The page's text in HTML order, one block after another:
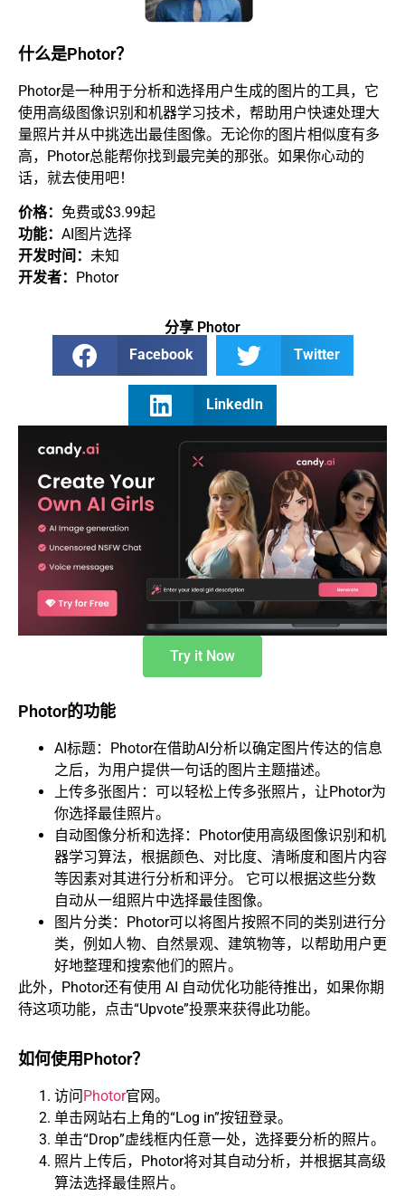
什么是Photor？
Photor是一种用于分析和选择用户生成的图片的工具，它
使用高级图像识别和机器学习技术，帮助用户快速处理大
量照片并从中挑选出最佳图像。无论你的图片相似度有多
高，Photor总能帮你找到最完美的那张。如果你心动的
话，就去使用吧！
价格： 免费或$3.99起
功能： AI图片选择
开发时间： 未知
开发者：
Photor
分享 Photor
Facebook
Twitter
LinkedIn
Try it Now
Photor的功能
AI标题：Photor在借助AI分析以确定图片传达的信息
之后，为用户提供一句话的图片主题描述。
上传多张图片：可以轻松上传多张照片，让Photor为
你选择最佳照片。
自动图像分析和选择：Photor使用高级图像识别和机
器学习算法，根据颜色、对比度、清晰度和图片内容
等因素对其进行分析和评分。 它可以根据这些分数
自动从一组照片中选择最佳图像。
图片分类：Photor可以将图片按照不同的类别进行分
类，例如人物、自然景观、建筑物等，以帮助用户更
好地整理和搜索他们的照片。
此外，Photor还有使用 AI 自动优化功能待推出，如果你期
待这项功能，点击“Upvote”投票来获得此功能。
如何使用Photor？
访问 Photor官网。
单击网站右上角的“Log in”按钮登录。
单击“Drop”虚线框内任意一处，选择要分析的照片。
照片上传后，Photor将对其自动分析，并根据其高级
算法选择最佳照片。